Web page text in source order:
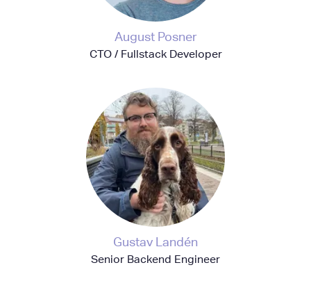
August Posner
CTO / Fullstack Developer
Gustav Landén
Senior Backend Engineer